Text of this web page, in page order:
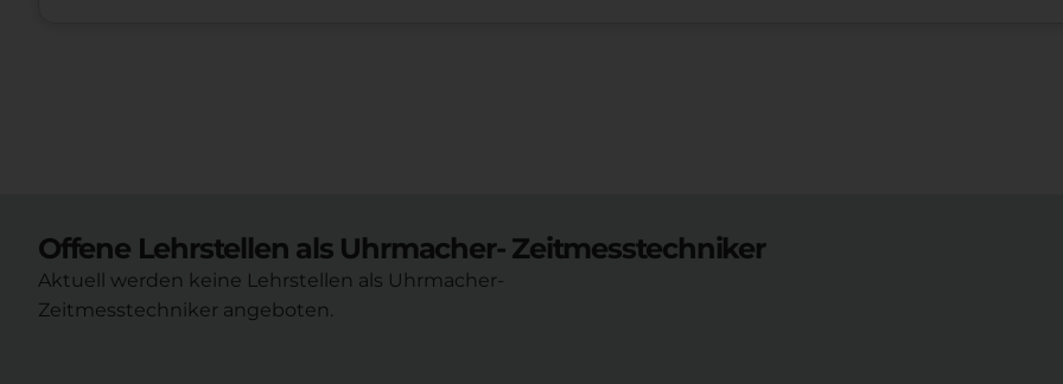
Offene Lehrstellen als Uhrmacher- Zeitmesstechniker
Aktuell werden keine Lehrstellen als Uhrmacher-
Zeitmesstechniker angeboten.